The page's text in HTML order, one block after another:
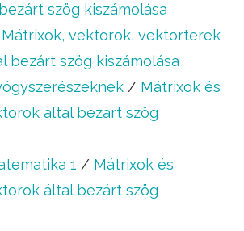
szög kiszámolása
Mátrixok, vektorok, vektorterek
bezárt szög kiszámolása
/ Mátrixok és
által bezárt szög
1 / Mátrixok és
által bezárt szög